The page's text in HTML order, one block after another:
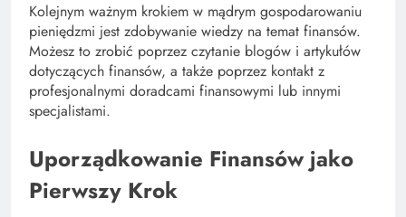
Kolejnym ważnym krokiem w mądrym gospodarowaniu
pieniędzmi jest zdobywanie wiedzy na temat finansów.
Możesz to zrobić poprzez czytanie blogów i artykułów
dotyczących finansów, a także poprzez kontakt z
profesjonalnymi doradcami finansowymi lub innymi
specjalistami.
Uporządkowanie Finansów jako
Pierwszy Krok